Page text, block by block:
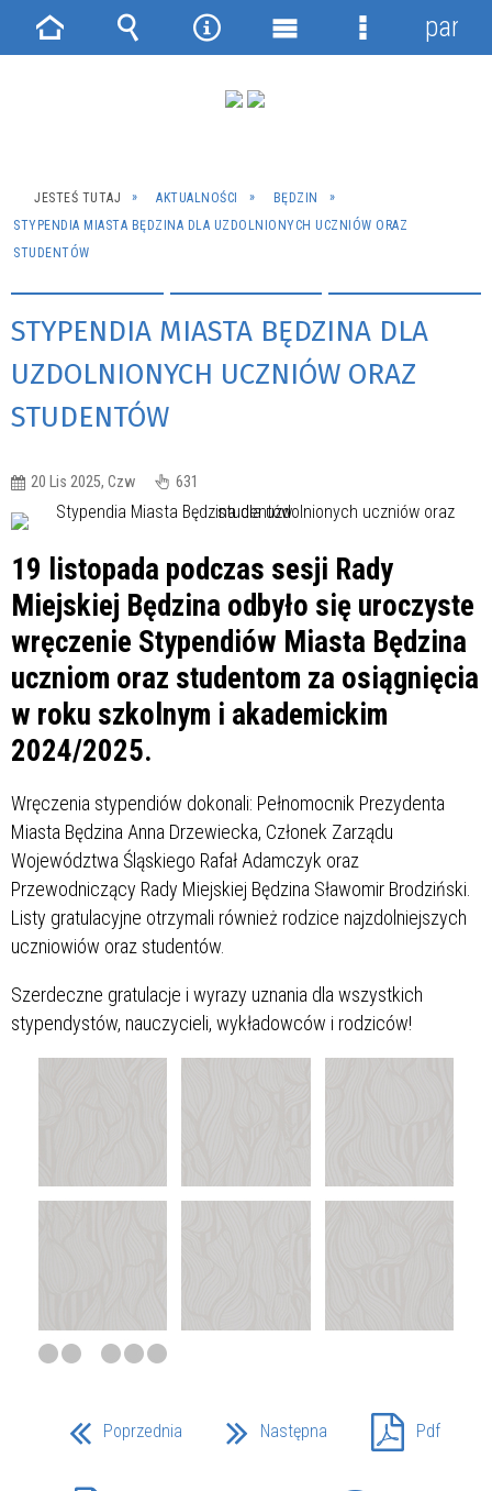
JESTEŚ TUTAJ AKTUALNOŚCI
BĘDZIN
STYPENDIA MIASTA BĘDZINA DLA UZDOLNIONYCH UCZNIÓW ORAZ
STUDENTÓW
STYPENDIA MIASTA BĘDZINA DLA
UZDOLNIONYCH UCZNIÓW ORAZ
STUDENTÓW
20 Lis 2025, Czw 631
19 listopada podczas sesji Rady
Miejskiej Będzina odbyło się uroczyste
wręczenie Stypendiów Miasta Będzina
uczniom oraz studentom za osiągnięcia
w roku szkolnym i akademickim
2024/2025.
Wręczenia stypendiów dokonali: Pełnomocnik Prezydenta
Miasta Będzina Anna Drzewiecka, Członek Zarządu
Województwa Śląskiego Rafał Adamczyk oraz
Przewodniczący Rady Miejskiej Będzina Sławomir Brodziński.
Listy gratulacyjne otrzymali również rodzice najzdolniejszych
uczniowiów oraz studentów.
Szerdeczne gratulacje i wyrazy uznania dla wszystkich
stypendystów, nauczycieli, wykładowców i rodziców!
Poprzednia Następna Pdf
Strona Wyszukiwarka
NarzędziaMenu
Menu
panel